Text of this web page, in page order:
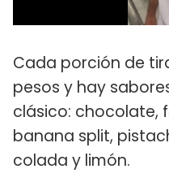
Cada porción de
pesos y hay
clásico: chocolate,
banana split,
colada y limón.